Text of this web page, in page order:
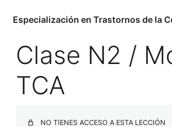
Especialización en Trastornos de la
Clase N2 /
TCA
NO TIENES ACCESO A ESTA LECCIÓN